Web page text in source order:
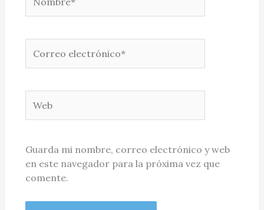
electrónico*
Guarda mi nombre, correo electrónico y web
en este navegador para la próxima vez que
comente.